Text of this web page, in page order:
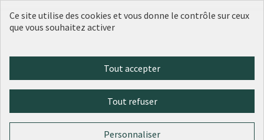
(Lien externe)
(Lien externe)
(Lien externe)
(Lien externe)
(Lien externe)
(Lien externe)Open Source Politics
(Lien externe)
grâce au
Licence
(Lien
Ce site utilise des cookies et vous donne le contrôle sur ceux
que vous souhaitez activer
Tout accepter
Tout refuser
Personnaliser